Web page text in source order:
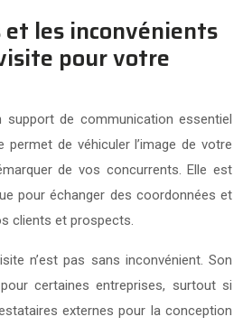
et les inconvénients
pour votre
de communication essentiel
permet de véhiculer l’image de votre
de vos concurrents. Elle est
pour échanger des coordonnées et
clients et prospects.
n’est pas sans inconvénient. Son
certaines entreprises, surtout si
externes pour la conception